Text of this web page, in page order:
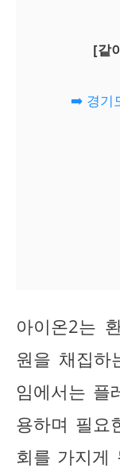
[같
➡️ 경기
아이온2는
원을 채집하
임에서는 플
용하며 필요
회를 가지게